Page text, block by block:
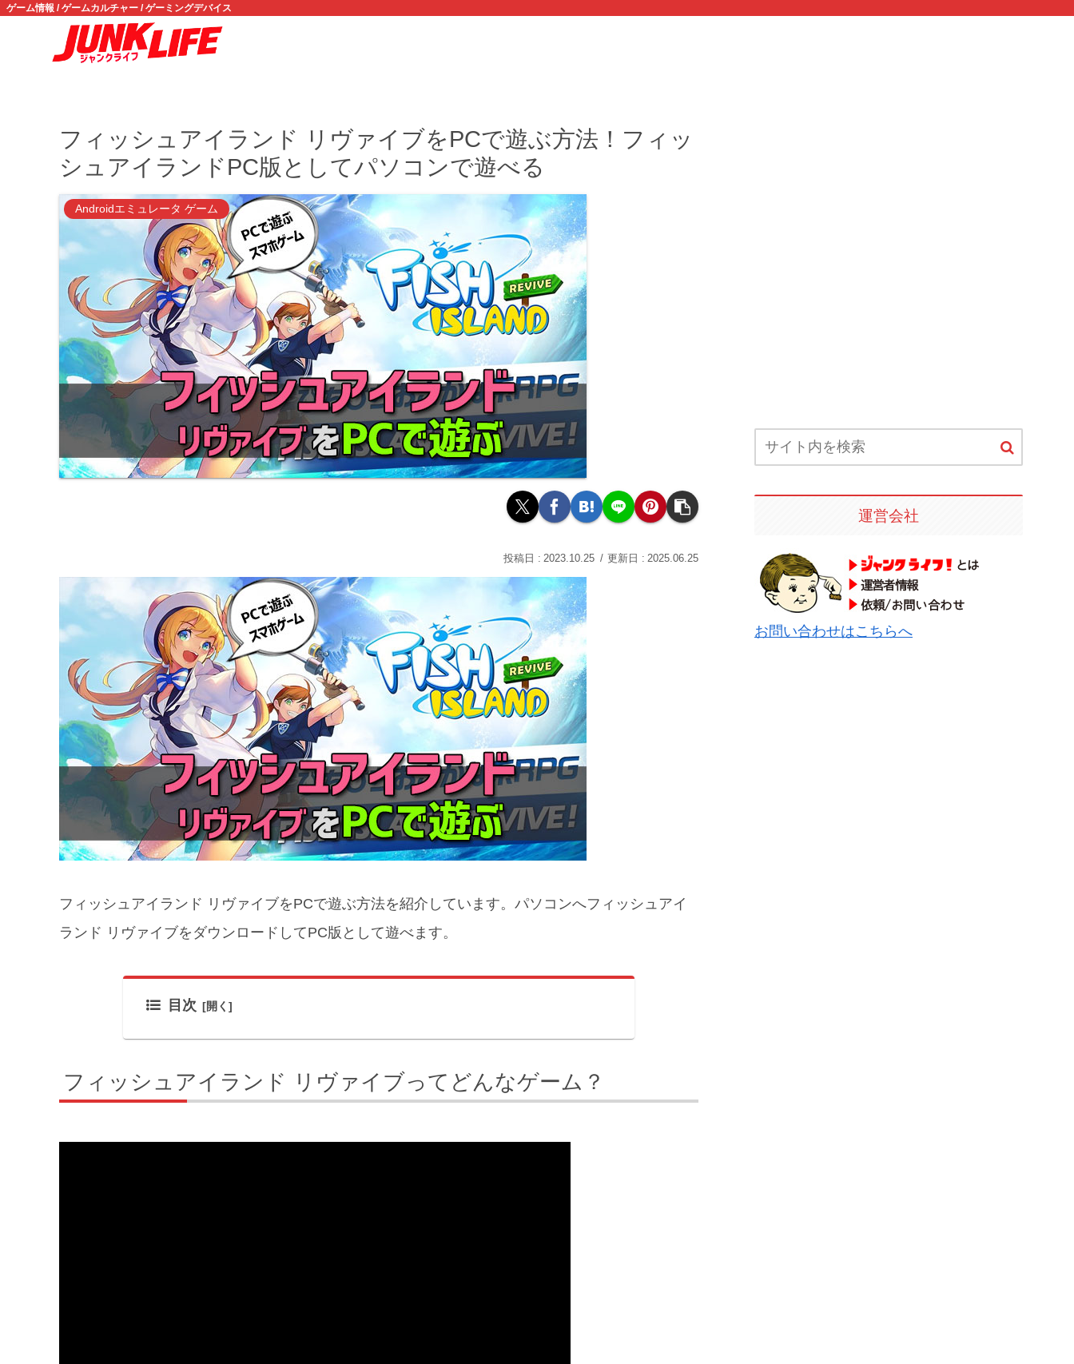
ゲーム情報 / ゲームカルチャー / ゲーミングデバイス
フィッシュアイランド リヴァイブをPCで遊ぶ方法！フィッ
シュアイランドPC版としてパソコンで遊べる
Androidエミュレータ ゲーム
2023.10.25 2025.06.25
フィッシュアイランド リヴァイブをPCで遊ぶ方法を紹介しています。パソコンへフィッシュアイ
ランド リヴァイブをダウンロードしてPC版として遊べます。
目次
フィッシュアイランド リヴァイブってどんなゲーム？
運営会社
お問い合わせはこちらへ